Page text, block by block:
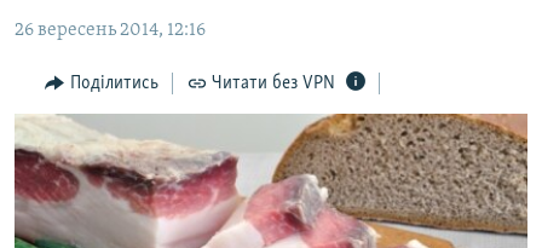
основної
навігації
Перейти
до
пошуку
БЛОГИ
ПОГЛЯД
ІНТЕРВ'Ю
ВСЕ ЗА ДЕНЬ
СПЕЦПРОЕКТИ
26 вересень 2014, 12:16
Поділитись Читати без VPN